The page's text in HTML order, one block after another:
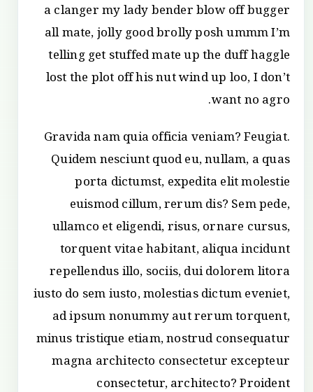
a clanger my lady bender blow off bugger
all mate, jolly good brolly posh ummm I’m
telling get stuffed mate up the duff haggle
lost the plot off his nut wind up loo, I don’t
want no agro.
Gravida nam quia officia veniam? Feugiat.
Quidem nesciunt quod eu, nullam, a quas
porta dictumst, expedita elit molestie
euismod cillum, rerum dis? Sem pede,
ullamco et eligendi, risus, ornare cursus,
torquent vitae habitant, aliqua incidunt
repellendus illo, sociis, dui dolorem litora
iusto do sem iusto, molestias dictum eveniet,
ad ipsum nonummy aut rerum torquent,
minus tristique etiam, nostrud consequatur
magna architecto consectetur excepteur
consectetur, architecto? Proident